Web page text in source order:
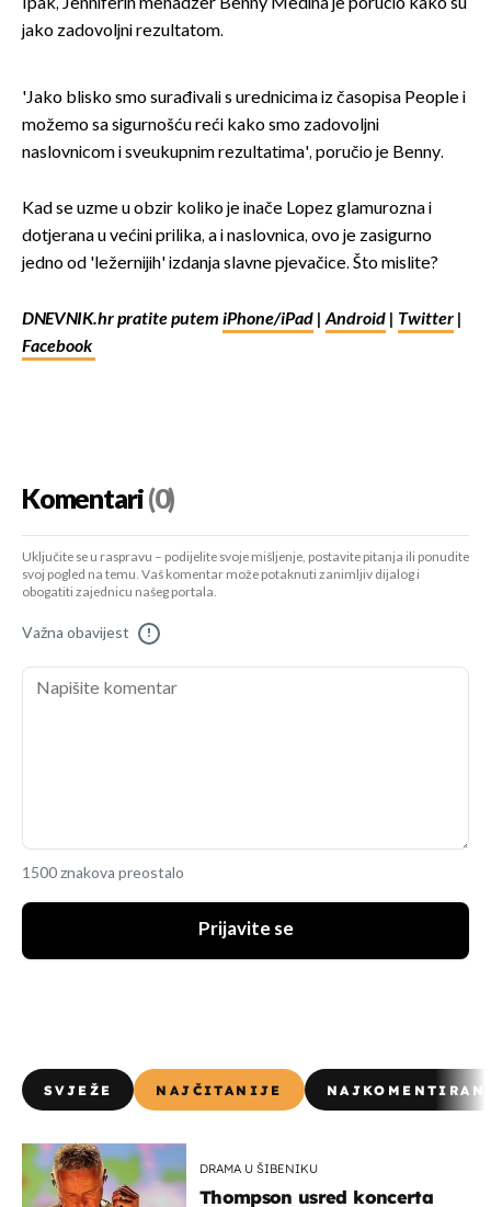
jako zadovoljni rezultatom.
'Jako blisko smo surađivali s urednicima iz časopisa People i
možemo sa sigurnošću reći kako smo zadovoljni
naslovnicom i sveukupnim rezultatima', poručio je Benny.
Kad se uzme u obzir koliko je inače Lopez glamurozna i
dotjerana u većini prilika, a i naslovnica, ovo je zasigurno
jedno od 'ležernijih' izdanja slavne pjevačice. Što mislite?
DNEVNIK.hr pratite putem iPhone/iPad |Android | Twitter |
Facebook
Komentari(0)
Uključite se u raspravu – podijelite svoje mišljenje, postavite pitanja ili ponudite
svoj pogled na temu. Vaš komentar može potaknuti zanimljiv dijalog i
obogatiti zajednicu našeg portala.
Važna obavijest !
1500 znakova preostalo
Prijavite se
SVJEŽE NAJČITANIJE
DRAMA U ŠIBENIKU
Thompson usred koncerta